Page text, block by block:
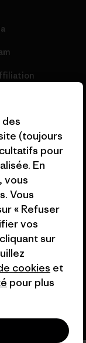
Plan du
(toujours
pour
En
vous
Vous
« Refuser
vos
sur
cookies et
pour plus